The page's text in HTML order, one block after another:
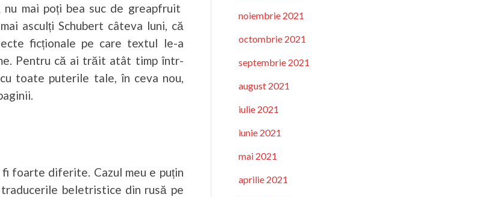
mai poți bea suc de greapfruit
asculți Schubert câteva luni, că
ficționale pe care textul le-a
Pentru că ai trăit atât timp într-
toate puterile tale, în ceva nou,
foarte diferite. Cazul meu e puțin
beletristice din rusă pe
noiembrie 2021
octombrie 2021
septembrie 2021
august 2021
iulie 2021
iunie 2021
mai 2021
aprilie 2021